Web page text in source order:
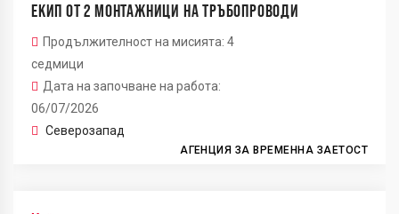
ЕКИП ОТ 2 МОНТАЖНИЦИ НА ТРЪБОПРОВОДИ
Продължителност на мисията: 4
седмици
Дата на започване на работа:
06/07/2026
Северозапад
АГЕНЦИЯ ЗА ВРЕМЕННА ЗАЕТОСТ